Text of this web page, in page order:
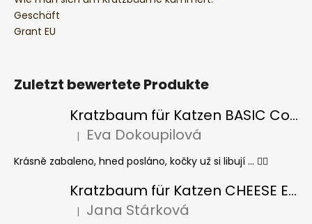
Geschäft
Grant EU
Zuletzt bewertete Produkte
Kratzbaum für Katzen BASIC Colour
Die Produktbewertung beträgt 5 von 5 Sternen.
| Eva Dokoupilová
Krásně zabaleno, hned posláno, kočky už si libují ... 👍🏻
Kratzbaum für Katzen CHEESE ELIPSE colour
Die Produktbewertung beträgt 5 von 5 Sternen.
| Jana Stárková